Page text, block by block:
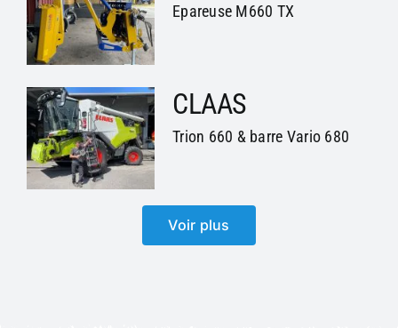
Epareuse M660 TX
CLAAS
Trion 660 & barre Vario 680
Voir plus